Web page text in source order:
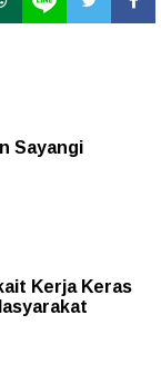
Sayangi
Kerja Keras